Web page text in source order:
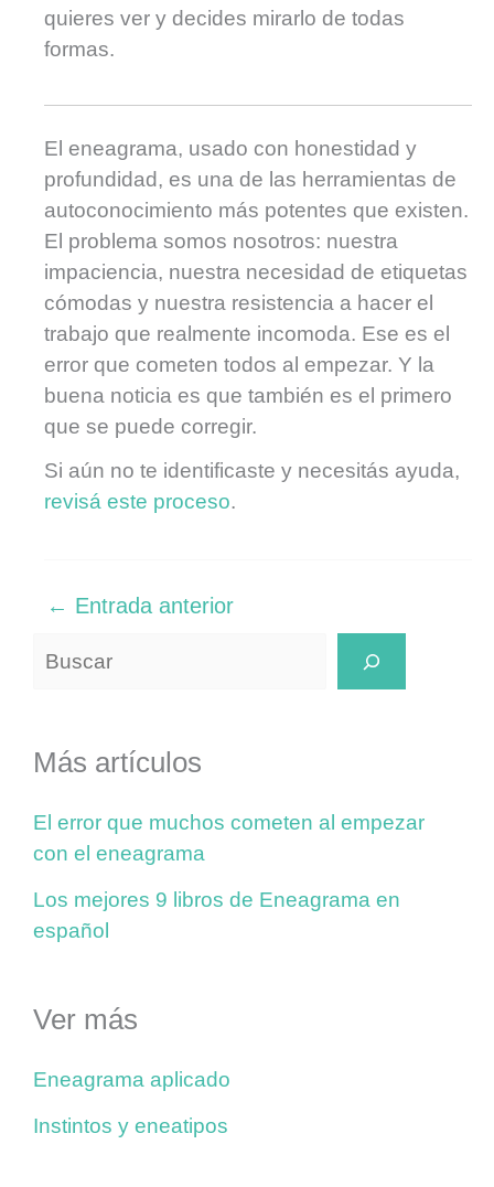
quieres ver y decides mirarlo de todas
formas.
El eneagrama, usado con honestidad y
profundidad, es una de las herramientas de
autoconocimiento más potentes que existen.
El problema somos nosotros: nuestra
impaciencia, nuestra necesidad de etiquetas
cómodas y nuestra resistencia a hacer el
trabajo que realmente incomoda. Ese es el
error que cometen todos al empezar. Y la
buena noticia es que también es el primero
que se puede corregir.
Si aún no te identificaste y necesitás ayuda,
revisá este proceso.
← Entrada anterior
Buscar
Más artículos
El error que muchos cometen al empezar
con el eneagrama
Los mejores 9 libros de Eneagrama en
español
Ver más
Eneagrama aplicado
Instintos y eneatipos